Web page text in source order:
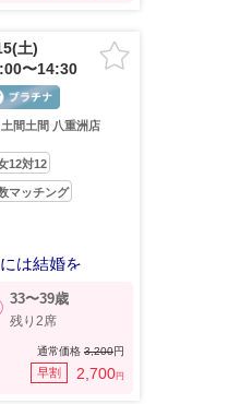
土)
〜14:30
土間土間 八重洲店
12対12
マッチング
は結婚を
33〜39歳
残り2席
通常価格 3,200円
早割 2,700円